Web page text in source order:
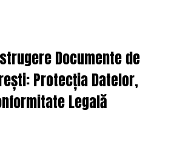
Documente de
Protecția Datelor,
Legală